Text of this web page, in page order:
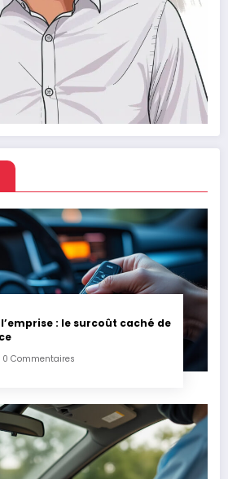
: le surcoût caché de
0 Commentaires